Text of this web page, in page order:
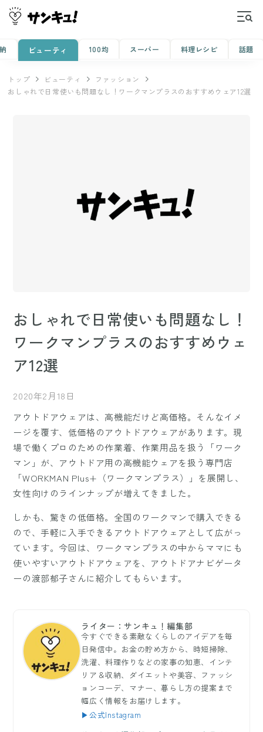
ビューティ 100均 スーパー 料理レシピ 話題
トップ ビューティ
ファッション
おしゃれで日常使いも問題なし！ワークマンプラスのおすすめウェア12選
おしゃれで日常使いも問題なし！
ワークマンプラスのおすすめウェ
ア12選
2020年2月18日
アウトドアウェアは、高機能だけど高価格。そんなイメ
ージを覆す、低価格のアウトドアウェアがあります。現
場で働くプロのための作業着、作業用品を扱う「ワーク
マン」が、アウトドア用の高機能ウェアを扱う専門店
「WORKMAN Plus+（ワークマンプラス）」を展開し、
女性向けのラインナップが増えてきました。
しかも、驚きの低価格。全国のワークマンで購入できる
ので、手軽に入手できるアウトドアウェアとして広がっ
ています。今回は、ワークマンプラスの中からママにも
使いやすいアウトドアウェアを、アウトドアナビゲータ
ーの渡部郁子さんに紹介してもらいます。
ライター：サンキュ！編集部
今すぐできる素敵なくらしのアイデアを毎
日発信中。お金の貯め方から、時短掃除、
洗濯、料理作りなどの家事の知恵、インテ
リア＆収納、ダイエットや美容、ファッシ
ョンコーデ、マナー、暮らし方の提案まで
幅広く情報をお届けします。
▶公式Instagram